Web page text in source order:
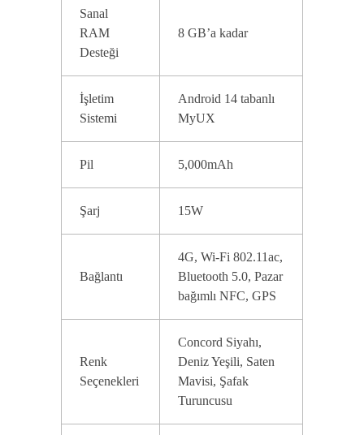
Sanal
RAM
Desteği
8 GB’a kadar
İşletim
Sistemi
Android 14 tabanlı
MyUX
Pil 5,000mAh
Şarj 15W
Bağlantı
4G, Wi-Fi 802.11ac,
Bluetooth 5.0, Pazar
bağımlı NFC, GPS
Renk
Seçenekleri
Concord Siyahı,
Deniz Yeşili, Saten
Mavisi, Şafak
Turuncusu